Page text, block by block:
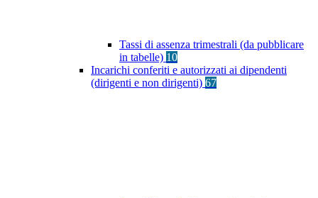
Tassi di assenza trimestrali (da pubblicare
in tabelle) 10
Incarichi conferiti e autorizzati ai dipendenti
(dirigenti e non dirigenti) 67